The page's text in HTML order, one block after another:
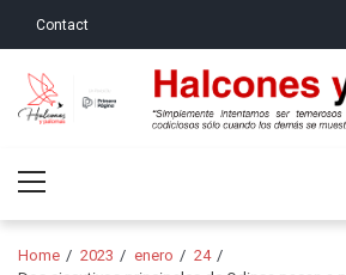
Contact
Halcones y
Menu
Home 2023 enero
24